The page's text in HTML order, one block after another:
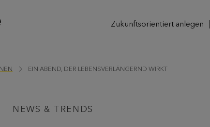
Zukunftsorientiert anlegen
EIN ABEND, DER LEBENSVERLÄNGERND WIRKT
NEWS & TRENDS